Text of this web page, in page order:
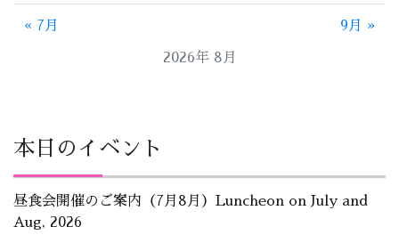
2026年 8月
« 7月 9月 »
本日のイベント
昼食会開催のご案内（7月8月）Luncheon on July and
Aug, 2026